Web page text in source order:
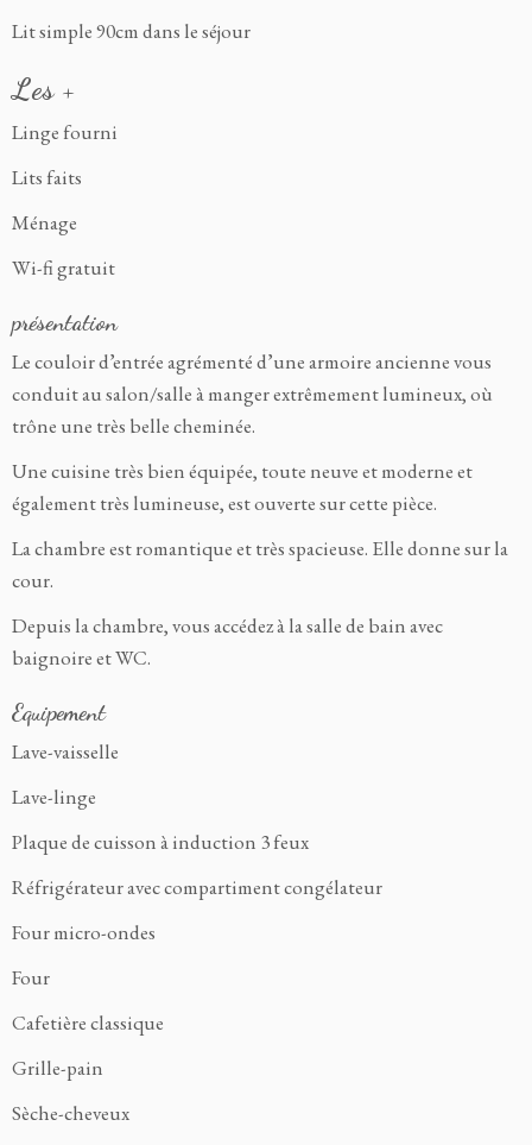
Lit simple 90cm dans le séjour
Les +
Linge fourni
Lits faits
Ménage
Wi-fi gratuit
présentation
Le couloir d’entrée agrémenté d’une armoire ancienne vous
conduit au salon/salle à manger extrêmement lumineux, où
trône une très belle cheminée.
Une cuisine très bien équipée, toute neuve et moderne et
également très lumineuse, est ouverte sur cette pièce.
La chambre est romantique et très spacieuse. Elle donne sur la
cour.
Depuis la chambre, vous accédez à la salle de bain avec
baignoire et WC.
Equipement
Lave-vaisselle
Lave-linge
Plaque de cuisson à induction 3 feux
Réfrigérateur avec compartiment congélateur
Four micro-ondes
Four
Cafetière classique
Grille-pain
Sèche-cheveux